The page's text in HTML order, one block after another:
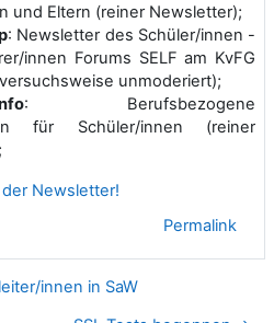
und Eltern (reiner Newsletter);
: Newsletter des Schüler/innen -
innen Forums SELF am KvFG
unmoderiert);
: Berufsbezogene
für Schüler/innen (reiner
Newsletter!
Permalink
innen in SaW